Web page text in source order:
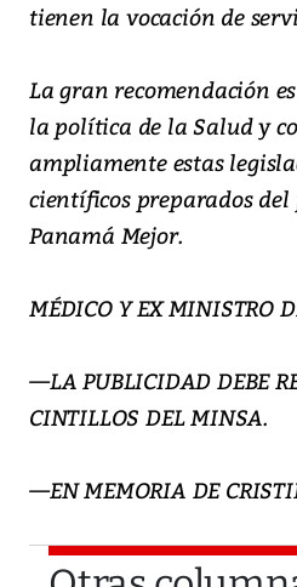
tienen la vocación de
La gran recomendación
la política de la Salud y
ampliamente estas
científicos preparados
Panamá Mejor.
MÉDICO Y EX MINISTRO
—LA PUBLICIDAD DEBE
CINTILLOS DEL MINSA.
—EN MEMORIA DE